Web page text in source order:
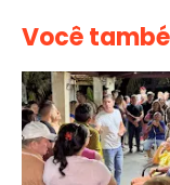
Você